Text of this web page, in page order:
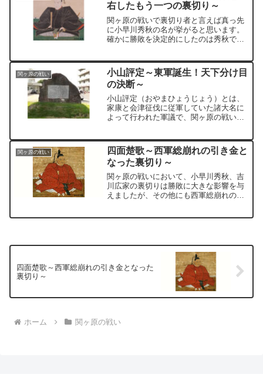
右したもう一つの裏切り～
関ヶ原の戦いで裏切り者と言えば真っ先
に小早川秀秋の名が挙がると思います。
確かに勝敗を決定的にしたのは秀秋です
いの勝敗に大きな影響を及ぼした、もう
一つの裏切りがあります。
関ヶ原の戦い
小山評定～東軍誕生！天下分け目
の決断～
小山評定（おやまひょうじょう）とは、
家康と会津征伐に従軍していた諸大名に
よって行われた軍議で、関ヶ原の戦いを
関ヶ原の戦い
四面楚歌～西軍総崩れの引き金と
なった裏切り～
関ヶ原の戦いにおいて、小早川秀秋、吉
川広家の裏切りは勝敗に大きな影響を与
えましたが、その他にも西軍総崩れの引
四面楚歌～西軍総崩れの引き金となった
裏切り～
ホーム 関ヶ原の戦い